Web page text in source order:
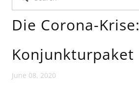
Die Corona-Krise:
Konjunkturpaket
June 08, 2020